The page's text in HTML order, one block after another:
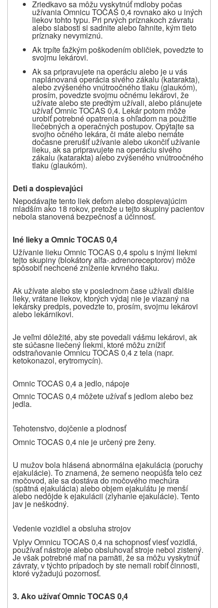
Zriedkavo sa môžu vyskytnúť mdloby počas
užívania Omnicu TOCAS 0,4 rovnako ako u iných
liekov tohto typu. Pri prvých príznakoch závratu
alebo slabosti si sadnite alebo ľahnite, kým tieto
príznaky nevymiznú.
Ak trpíte ťažkým poškodením obličiek, povedzte to
svojmu lekárovi.
Ak sa pripravujete na operáciu alebo je u vás
naplánovaná operácia sivého zákalu (katarakta),
alebo zvýšeného vnútroočného tlaku (glaukóm),
prosím, povedzte svojmu očnému lekárovi, že
užívate alebo ste predtým užívali, alebo plánujete
užívať Omnic TOCAS 0,4. Lekár potom môže
urobiť potrebné opatrenia s ohľadom na použitie
liečebných a operačných postupov. Opýtajte sa
svojho očného lekára, či máte alebo nemáte
dočasne prerušiť užívanie alebo ukončiť užívanie
lieku, ak sa pripravujete na operáciu sivého
zákalu (katarakta) alebo zvýšeného vnútroočného
tlaku (glaukóm).
Deti a dospievajúci
Nepodávajte tento liek deťom alebo dospievajúcim
mladším ako 18 rokov, pretože u tejto skupiny pacientov
nebola stanovená bezpečnosť a účinnosť.
Iné lieky a Omnic TOCAS 0,4
Užívanie lieku Omnic TOCAS 0,4 spolu s inými liekmi
tejto skupiny (blokátory alfa--adrenoreceptorov) môže
spôsobiť nechcené zníženie krvného tlaku.
Ak užívate alebo ste v poslednom čase užívali ďalšie
lieky, vrátane liekov, ktorých výdaj nie je viazaný na
lekársky predpis, povedzte to, prosím, svojmu lekárovi
alebo lekárnikovi.
Je veľmi dôležité, aby ste povedali vášmu lekárovi, ak
ste súčasne liečený liekmi, ktoré môžu znížiť
odstraňovanie Omnicu TOCAS 0,4 z tela (napr.
ketokonazol, erytromycín).
Omnic TOCAS 0,4 a jedlo, nápoje
Omnic TOCAS 0,4 môžete užívať s jedlom alebo bez
jedla.
Tehotenstvo, dojčenie a plodnosť
Omnic TOCAS 0,4 nie je určený pre ženy.
U mužov bola hlásená abnormálna ejakulácia (poruchy
ejakulácie). To znamená, že semeno neopúšťa telo cez
močovod, ale sa dostáva do močového mechúra
(spätná ejakulácia) alebo objem ejakulátu je menší
alebo nedôjde k ejakulácii (zlyhanie ejakulácie). Tento
jav je neškodný.
Vedenie vozidiel a obsluha strojov
Vplyv Omnicu TOCAS 0,4 na schopnosť viesť vozidlá,
používať nástroje alebo obsluhovať stroje nebol zistený.
Je však potrebné mať na pamäti, že sa môžu vyskytnúť
závraty, v týchto prípadoch by ste nemali robiť činnosti,
ktoré vyžadujú pozornosť.
3.Ako užívať Omnic TOCAS 0,4